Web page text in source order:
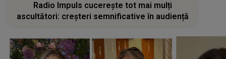
Radio Impuls cucerește tot mai mulți
ascultători: creșteri semnificative în audiență